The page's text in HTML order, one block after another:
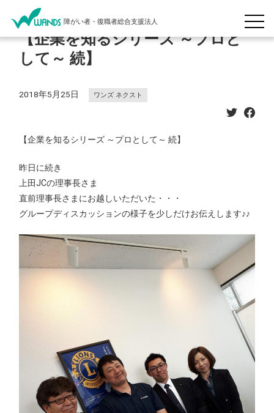
障がい者・復職者総合支援法人
【企業を知るシリーズ ～プロと
して～ 続】
2018年5月25日 ワンズ ネクスト
【企業を知るシリーズ ～プロとして～ 続】
昨日に続き
上田JCの理事長さま
直前理事長さまにお越しいただいた ・・・
グループディスカッションの様子を少しだけお伝えします♪♪